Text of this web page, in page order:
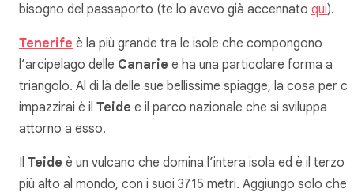
bisogno del passaporto (te lo avevo già accennato qui).
Tenerife è la più grande tra le isole che compongono
l’arcipelago delle Canarie e ha una particolare forma a
triangolo. Al di là delle sue bellissime spiagge, la cosa per
impazzirai è il Teide e il parco nazionale che si sviluppa
attorno a esso.
Il Teide è un vulcano che domina l’intera isola ed è il terzo
più alto al mondo, con i suoi 3715 metri. Aggiungo solo che il